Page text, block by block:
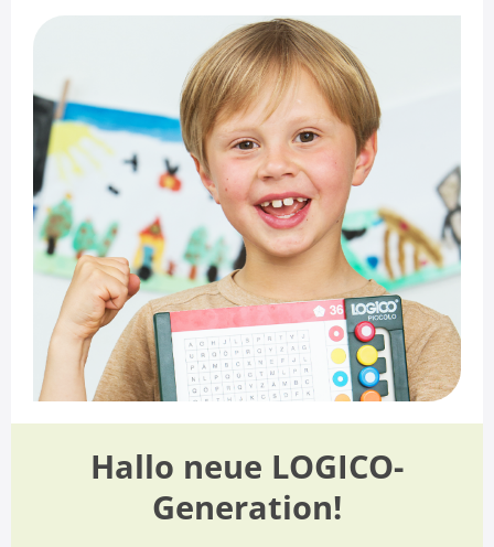
Hallo neue LOGICO-
Generation!